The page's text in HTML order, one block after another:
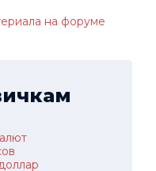
на форуме